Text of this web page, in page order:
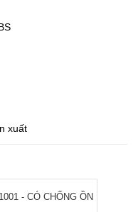
xuất
- CÓ CHỐNG ỒN